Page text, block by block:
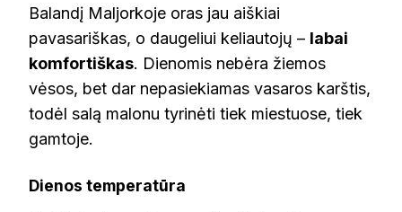
Balandį Maljorkoje oras jau aiškiai
pavasariškas, o daugeliui keliautojų – labai
komfortiškas. Dienomis nebėra žiemos
vėsos, bet dar nepasiekiamas vasaros karštis,
todėl salą malonu tyrinėti tiek miestuose, tiek
gamtoje.
Dienos temperatūra